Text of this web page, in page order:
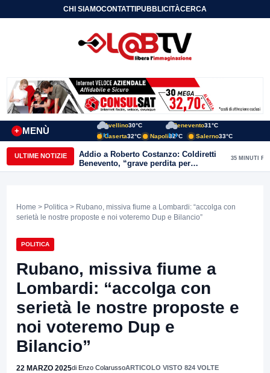
CHI SIAMOCONTATTIPUBBLICITÀCERCA
MENÙ
+
Avellino30°C Benevento31°C
Caserta32°C Napoli32°C Salerno33°C
ULTIME NOTIZIE
Addio a Roberto Costanzo: Coldiretti
Benevento, “grave perdita per
l’agricoltura e il Sannio”
35 MINUTI FA
Home > Politica > Rubano, missiva fiume a Lombardi: “accolga con
serietà le nostre proposte e noi voteremo Dup e Bilancio”
POLITICA
Rubano, missiva fiume a
Lombardi: “accolga con
serietà le nostre proposte e
noi voteremo Dup e
Bilancio”
22 MARZO 2025di Enzo ColarussoARTICOLO VISTO 824 VOLTE